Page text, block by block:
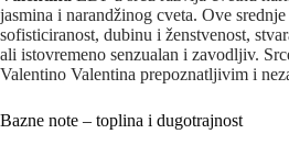
jasmina i narandžinog cveta. Ove
sofisticiranost, dubinu i ženstvenost,
ali istovremeno senzualan i zavodljiv.
Valentino Valentina prepoznatljivim i
Bazne note – toplina i dugotrajnost